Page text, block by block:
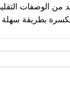
من الوصفات
بطريقة سهلة